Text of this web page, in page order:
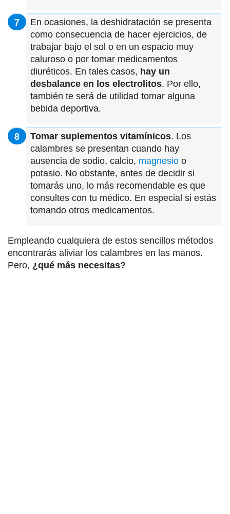
En ocasiones, la deshidratación se presenta
como consecuencia de hacer ejercicios, de
trabajar bajo el sol o en un espacio muy
caluroso o por tomar medicamentos
diuréticos. En tales casos, hay un
desbalance en los electrolitos. Por ello,
también te será de utilidad tomar alguna
bebida deportiva.
Tomar suplementos vitamínicos. Los
calambres se presentan cuando hay
ausencia de sodio, calcio, magnesio o
potasio. No obstante, antes de decidir si
tomarás uno, lo más recomendable es que
consultes con tu médico. En especial si estás
tomando otros medicamentos.
Empleando cualquiera de estos sencillos métodos
encontrarás aliviar los calambres en las manos.
Pero, ¿qué más necesitas?